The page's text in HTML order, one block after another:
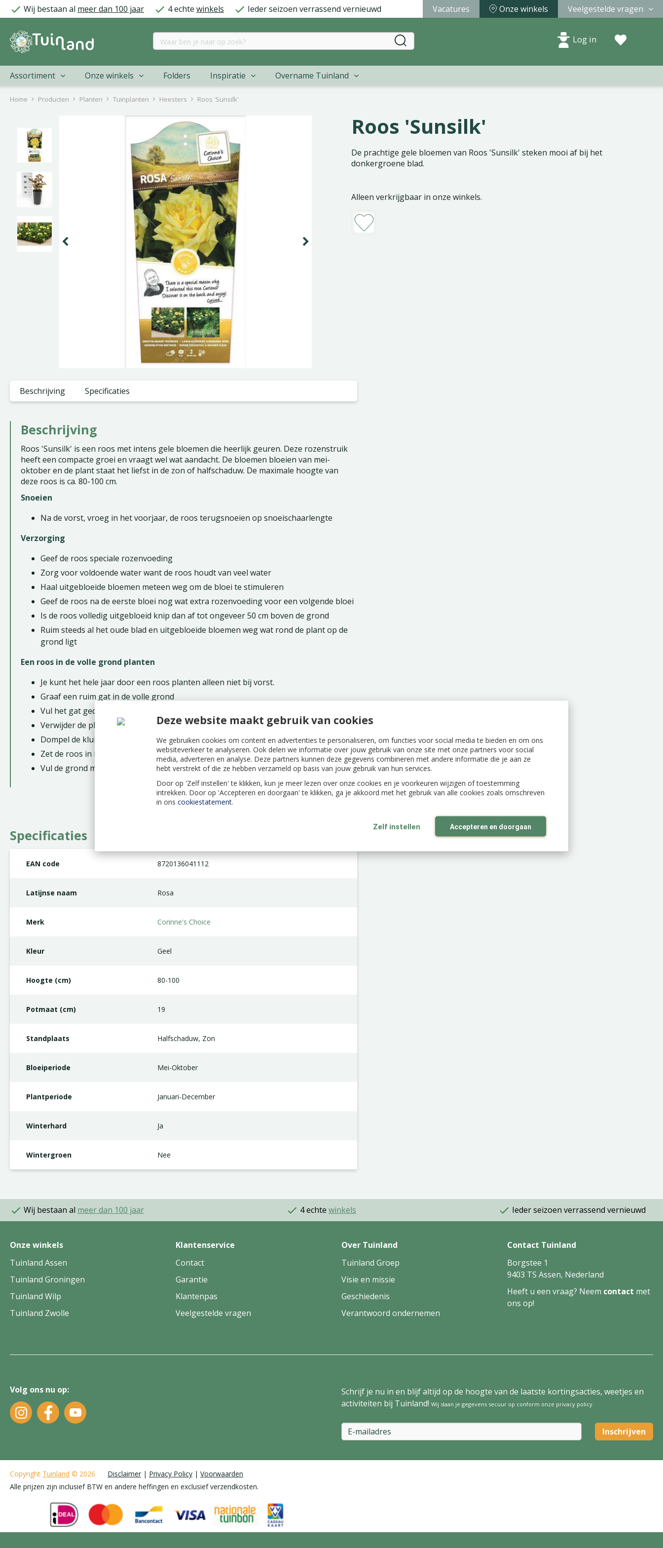
Deze website maakt gebruik van cookies
We gebruiken cookies om content en advertenties te personaliseren, om functies voor social media te bieden en om ons
websiteverkeer te analyseren. Ook delen we informatie over jouw gebruik van onze site met onze partners voor social
media, adverteren en analyse. Deze partners kunnen deze gegevens combineren met andere informatie die je aan ze
hebt verstrekt of die ze hebben verzameld op basis van jouw gebruik van hun services.
Door op 'Zelf instellen' te klikken, kun je meer lezen over onze cookies en je voorkeuren wijzigen of toestemming
intrekken. Door op 'Accepteren en doorgaan' te klikken, ga je akkoord met het gebruik van alle cookies zoals omschreven
in ons cookiestatement.
Zelf instellen Accepteren en doorgaan
naar
Home Producten Planten Tuinplanten Heesters Roos 'Sunsilk'
Wij bestaan al meer dan 100 jaar 4 echte winkels Ieder seizoen verrassend vernieuwd Vacatures Onze winkels Veelgestelde vragen
Log in
Assortiment Onze winkels Folders Inspiratie Overname Tuinland
Roos 'Sunsilk'
De prachtige gele bloemen van Roos 'Sunsilk' steken mooi af bij het
donkergroene blad.
Alleen verkrijgbaar in onze winkels.
Roos 'Sunsilk'
Beschrijving Specificaties
Beschrijving
Roos 'Sunsilk' is een roos met intens gele bloemen die heerlijk geuren. Deze rozenstruik
heeft een compacte groei en vraagt wel wat aandacht. De bloemen bloeien van mei-
oktober en de plant staat het liefst in de zon of halfschaduw. De maximale hoogte van
deze roos is ca. 80-100 cm.
Snoeien
Na de vorst, vroeg in het voorjaar, de roos terugsnoeien op snoeischaarlengte
Verzorging
Geef de roos speciale rozenvoeding
Zorg voor voldoende water want de roos houdt van veel water
Haal uitgebloeide bloemen meteen weg om de bloei te stimuleren
Geef de roos na de eerste bloei nog wat extra rozenvoeding voor een volgende bloei
Is de roos volledig uitgebloeid knip dan af tot ongeveer 50 cm boven de grond
Ruim steeds al het oude blad en uitgebloeide bloemen weg wat rond de plant op de
grond ligt
Een roos in de volle grond planten
Je kunt het hele jaar door een roos planten alleen niet bij vorst.
Graaf een ruim gat in de volle grond
Vul het gat gedeeltelijk aan met rozenpotgrond
Verwijder de plastic pot van de roos
Dompel de kluit van de roos in water
Zet de roos in het gat
Vul de grond met aarde en druk stevig aan
Specificaties
EAN code 8720136041112
Latijnse naam Rosa
Merk Corinne's Choice
Kleur Geel
Hoogte (cm) 80-100
Potmaat (cm) 19
Standplaats Halfschaduw, Zon
Bloeiperiode Mei-Oktober
Plantperiode Januari-December
Winterhard Ja
Wintergroen Nee
Wij bestaan al meer dan 100 jaar 4 echte winkels Ieder seizoen verrassend vernieuwd
Onze winkels
Tuinland Assen
Tuinland Groningen
Tuinland Wilp
Tuinland Zwolle
Klantenservice
Contact
Garantie
Klantenpas
Veelgestelde vragen
Over Tuinland
Tuinland Groep
Visie en missie
Geschiedenis
Verantwoord ondernemen
Contact Tuinland
Borgstee 1
9403 TS Assen, Nederland
Heeft u een vraag? Neem contact met
ons op!
Volg ons nu op:
Schrijf je nu in en blijf altijd op de hoogte van de laatste kortingsacties, weetjes en
activiteiten bij Tuinland! Wij slaan je gegevens secuur op conform onze privacy policy.
Copyright Tuinland © 2026 Disclaimer Privacy Policy
Voorwaarden
Alle prijzen zijn inclusief BTW en andere heffingen en exclusief verzendkosten.